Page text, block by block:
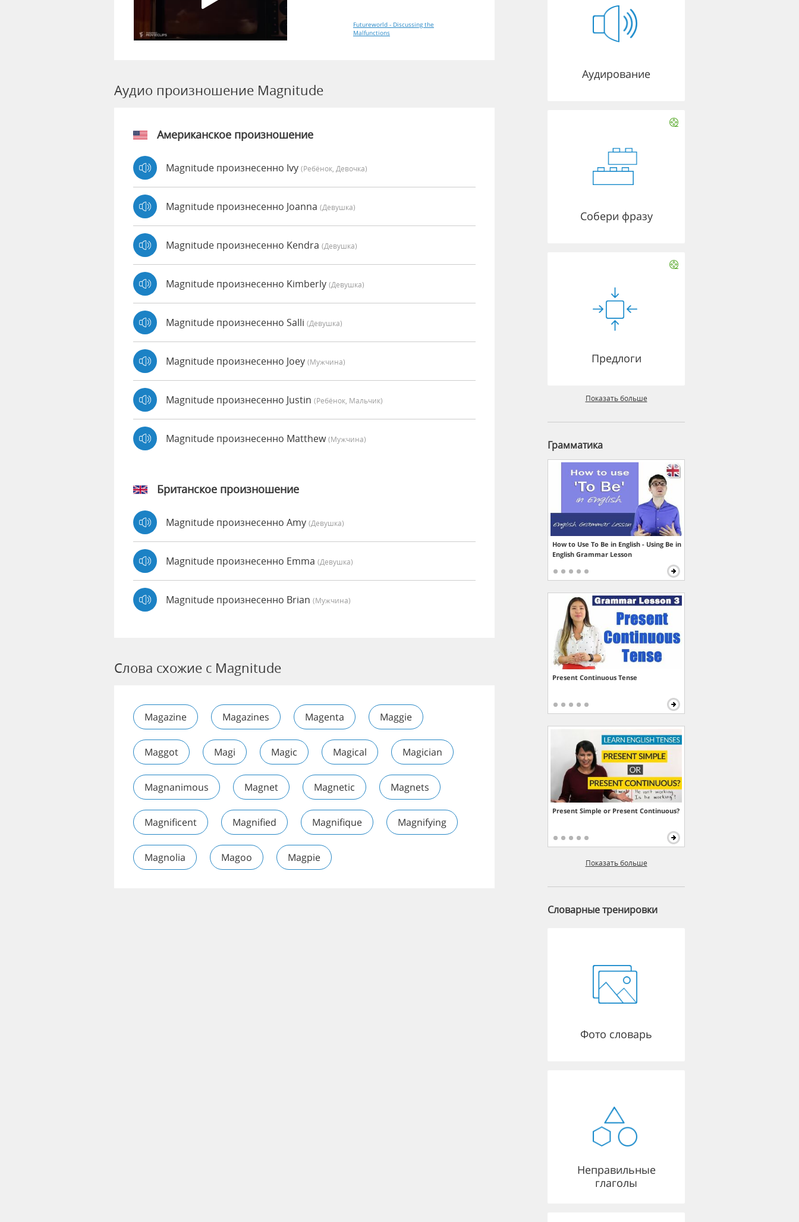
Futureworld - Discussing the
Malfunctions
Аудио произношение Magnitude
Американское произношение
Magnitude произнесенно Ivy (Ребёнок, Девочка)
Magnitude произнесенно Joanna (девушка)
Magnitude произнесенно Kendra (девушка)
Magnitude произнесенно Kimberly (девушка)
Magnitude произнесенно Salli (девушка)
Magnitude произнесенно Joey (мужчина)
Magnitude произнесенно Justin (Ребёнок, Мальчик)
Magnitude произнесенно Matthew(мужчина)
Британское произношение
Magnitude произнесенно Amy (девушка)
Magnitude произнесенно Emma (девушка)
Magnitude произнесенно Brian (мужчина)
Слова схожие с Magnitude
Magazine Magazines Magenta Maggie
Maggot Magi Magic Magical Magician
Magnanimous Magnet Magnetic Magnets
Magnificent Magnified Magnifique Magnifying
Magnolia Magoo Magpie
Аудирование
Собери фразу
Предлоги
Показать больше
Грамматика
How to Use To Be in English - Using Be in
English Grammar Lesson
Present Continuous Tense
Present Simple or Present Continuous?
Показать больше
Словарные тренировки
Фото словарь
Неправильные
глаголы